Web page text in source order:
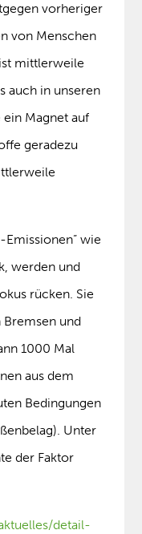
vorheriger
von Menschen
mittlerweile
auch in unseren
Magnet auf
geradezu
Emissionen” wie
werden und
rücken. Sie
und
1000 Mal
aus dem
Bedingungen
Unter
der Faktor
detail-